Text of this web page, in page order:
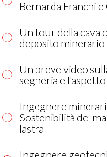
Bernarda Franchi
Un tour della cava
deposito
Un breve video
segheria e
Ingegnere
Sostenibilità del
lastra
Ingegnere